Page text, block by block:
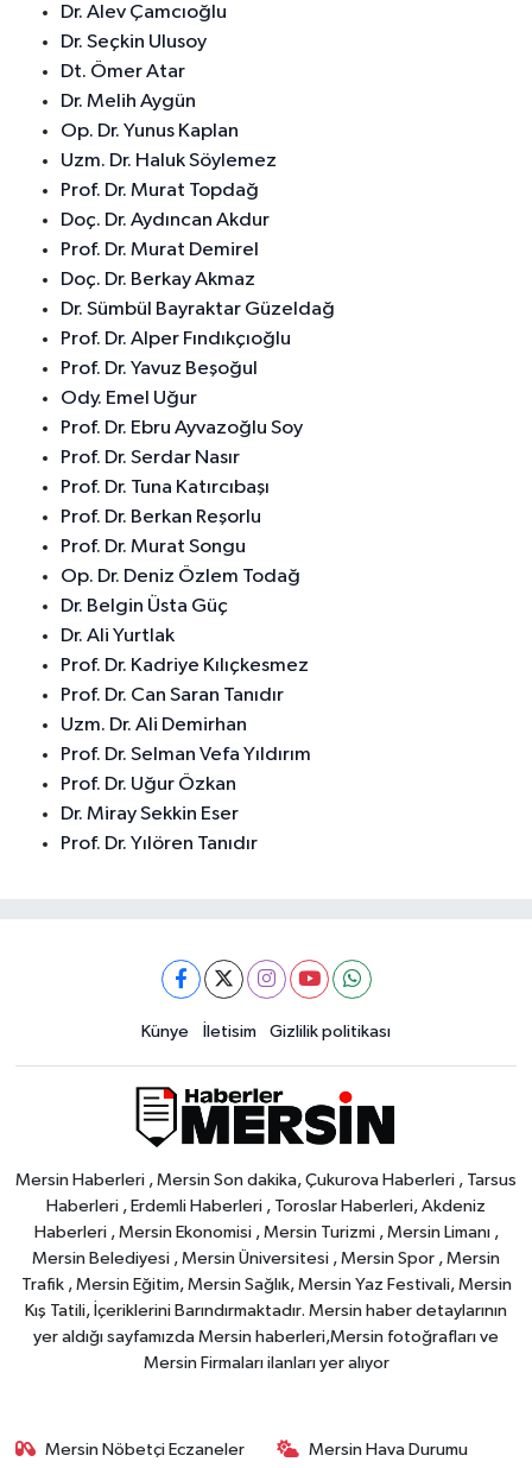
Dr. Alev Çamcıoğlu
Dr. Seçkin Ulusoy
Dt. Ömer Atar
Dr. Melih Aygün
Op. Dr. Yunus Kaplan
Uzm. Dr. Haluk Söylemez
Prof. Dr. Murat Topdağ
Doç. Dr. Aydıncan Akdur
Prof. Dr. Murat Demirel
Doç. Dr. Berkay Akmaz
Dr. Sümbül Bayraktar Güzeldağ
Prof. Dr. Alper Fındıkçıoğlu
Prof. Dr. Yavuz Beşoğul
Ody. Emel Uğur
Prof. Dr. Ebru Ayvazoğlu Soy
Prof. Dr. Serdar Nasır
Prof. Dr. Tuna Katırcıbaşı
Prof. Dr. Berkan Reşorlu
Prof. Dr. Murat Songu
Op. Dr. Deniz Özlem Todağ
Dr. Belgin Üsta Güç
Dr. Ali Yurtlak
Prof. Dr. Kadriye Kılıçkesmez
Prof. Dr. Can Saran Tanıdır
Uzm. Dr. Ali Demirhan
Prof. Dr. Selman Vefa Yıldırım
Prof. Dr. Uğur Özkan
Dr. Miray Sekkin Eser
Prof. Dr. Yılören Tanıdır
Künye İletisim Gizlilik politikası
Mersin Haberleri , Mersin Son dakika, Çukurova Haberleri , Tarsus
Haberleri , Erdemli Haberleri , Toroslar Haberleri, Akdeniz
Haberleri , Mersin Ekonomisi , Mersin Turizmi , Mersin Limanı ,
Mersin Belediyesi , Mersin Üniversitesi , Mersin Spor , Mersin
Trafik , Mersin Eğitim, Mersin Sağlık, Mersin Yaz Festivali, Mersin
Kış Tatili, İçeriklerini Barındırmaktadır. Mersin haber detaylarının
yer aldığı sayfamızda Mersin haberleri,Mersin fotoğrafları ve
Mersin Firmaları ilanları yer alıyor
Mersin Nöbetçi Eczaneler Mersin Hava Durumu